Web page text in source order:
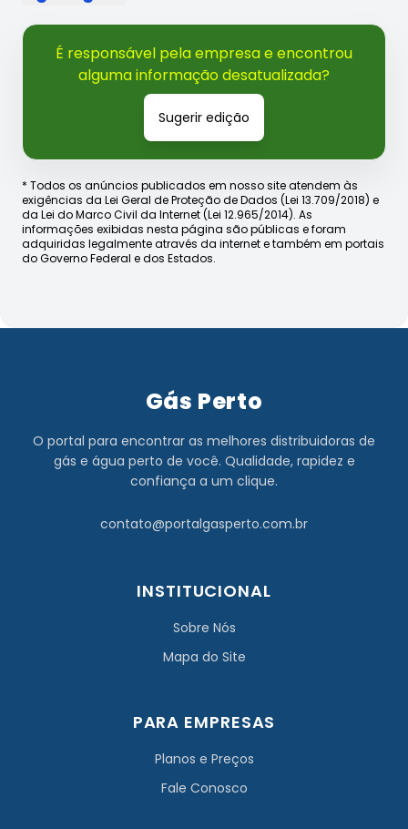
É responsável pela empresa e encontrou
alguma informação desatualizada?
Sugerir edição
* Todos os anúncios publicados em nosso site atendem às
exigências da Lei Geral de Proteção de Dados (Lei 13.709/2018) e
da Lei do Marco Civil da Internet (Lei 12.965/2014). As
informações exibidas nesta página são públicas e foram
adquiridas legalmente através da internet e também em portais
do Governo Federal e dos Estados.
Gás Perto
O portal para encontrar as melhores distribuidoras de
gás e água perto de você. Qualidade, rapidez e
confiança a um clique.
contato@portalgasperto.com.br
INSTITUCIONAL
Sobre Nós
Mapa do Site
PARA EMPRESAS
Planos e Preços
Fale Conosco